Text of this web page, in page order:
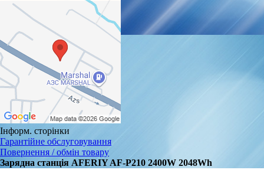
Інформ. сторінки
Гарантійне обслуговування
Повернення / обмін товару
Зарядна станція AFERIY AF-P210 2400W 2048Wh